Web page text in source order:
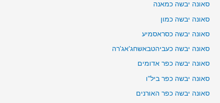
סאונה יבשה כמאנה
סאונה יבשה כמון
סאונה יבשה כסראסמיע
סאונה יבשה כעביהטבאשחג'אג'רה
סאונה יבשה כפר אדומים
סאונה יבשה כפר ביל"ו
סאונה יבשה כפר האורנים